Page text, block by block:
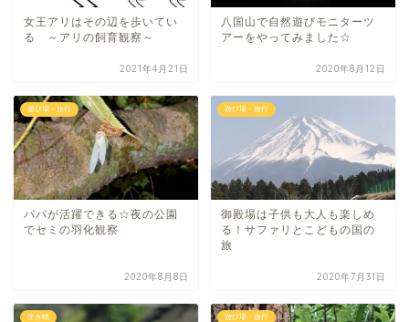
女王アリはその辺を歩いてい
る ～アリの飼育観察～
2021年4月21日
八国山で自然遊びモニターツ
アーをやってみました☆
2020年8月12日
遊び場・旅行
パパが活躍できる☆夜の公園
でセミの羽化観察
2020年8月8日
遊び場・旅行
御殿場は子供も大人も楽しめ
る！サファリとこどもの国の
旅
2020年7月31日
生き物 遊び場・旅行